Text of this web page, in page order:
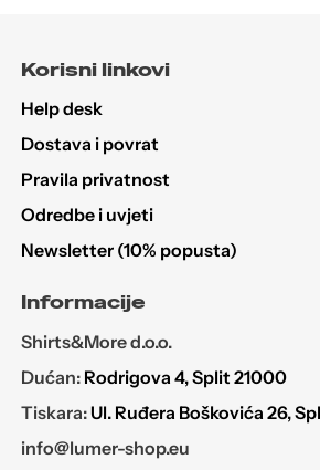
Korisni linkovi
Help desk
Dostava i povrat
Pravila privatnost
Odredbe i uvjeti
Newsletter (10% popusta)
Informacije
Shirts&More d.o.o.
Dućan: Rodrigova 4, Split 21000
Tiskara:Ul. Ruđera Boškovića 26,
info@lumer-shop.eu